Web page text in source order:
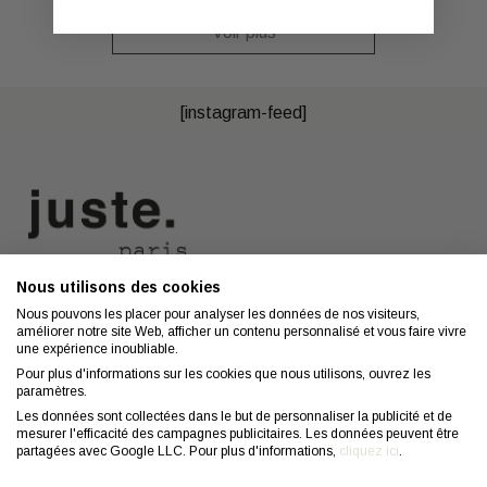
Nous utilisons des cookies
Nous pouvons les placer pour analyser les données de nos visiteurs,
améliorer notre site Web, afficher un contenu personnalisé et vous faire vivre
une expérience inoubliable.
Pour plus d'informations sur les cookies que nous utilisons, ouvrez les
paramètres.
Les données sont collectées dans le but de personnaliser la publicité et de
mesurer l'efficacité des campagnes publicitaires. Les données peuvent être
partagées avec Google LLC. Pour plus d'informations, cliquez ici.
Voir plus
[instagram-feed]
Contact
Coiffeurs
Conseils
FAQ
Mentions légales
Confidentialité
CGV
Droit de retractation